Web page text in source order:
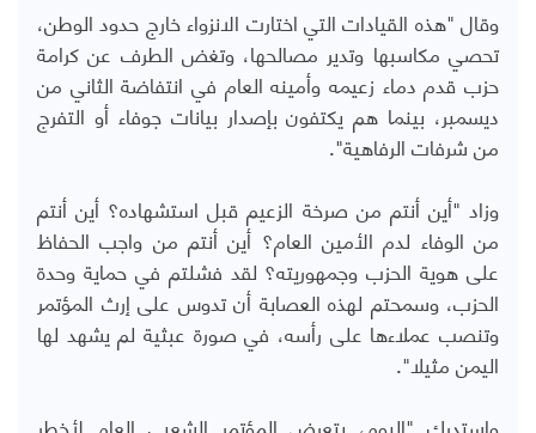
وقال "هذه القيادات التي اختارت الانزواء خارج حدود الوطن،
تحصي مكاسبها وتدير مصالحها، وتغض الطرف عن كرامة
حزب قدم دماء زعيمه وأمينه العام في انتفاضة الثاني من
ديسمبر، بينما هم يكتفون بإصدار بيانات جوفاء أو التفرج
من شرفات الرفاهية".
وزاد "أين أنتم من صرخة الزعيم قبل استشهاده؟ أين أنتم
من الوفاء لدم الأمين العام؟ أين أنتم من واجب الحفاظ
على هوية الحزب وجمهوريته؟ لقد فشلتم في حماية وحدة
الحزب، وسمحتم لهذه العصابة أن تدوس على إرث المؤتمر
وتنصب عملاءها على رأسه، في صورة عبثية لم يشهد لها
اليمن مثيلا".
واستدرك "اليوم، يتعرض المؤتمر الشعبي العام لأخطر